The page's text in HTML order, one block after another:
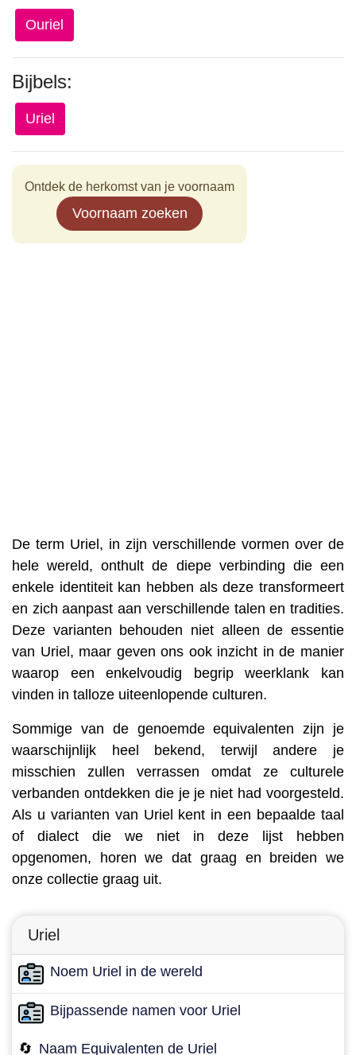
Ouriel
Bijbels:
Uriel
Ontdek de herkomst van je voornaam
Voornaam zoeken
De term Uriel, in zijn verschillende vormen over de
hele wereld, onthult de diepe verbinding die een
enkele identiteit kan hebben als deze transformeert
en zich aanpast aan verschillende talen en tradities.
Deze varianten behouden niet alleen de essentie
van Uriel, maar geven ons ook inzicht in de manier
waarop een enkelvoudig begrip weerklank kan
vinden in talloze uiteenlopende culturen.
Sommige van de genoemde equivalenten zijn je
waarschijnlijk heel bekend, terwijl andere je
misschien zullen verrassen omdat ze culturele
verbanden ontdekken die je je niet had voorgesteld.
Als u varianten van Uriel kent in een bepaalde taal
of dialect die we niet in deze lijst hebben
opgenomen, horen we dat graag en breiden we
onze collectie graag uit.
Uriel
Noem Uriel in de wereld
Bijpassende namen voor Uriel
🔄 Naam Equivalenten de Uriel